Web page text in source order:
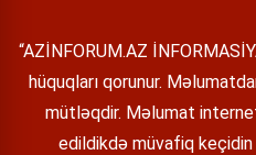
“AZİNFORUM.AZ
hüquqları qorunur.
mütləqdir. Məlumat
edildikdə müvafiq keçidin